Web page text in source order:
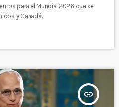
para el Mundial 2026 que se
y Canadá.
insert_link